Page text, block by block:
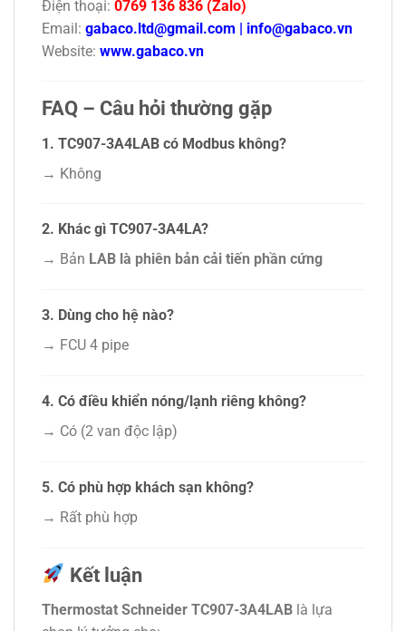
Điện thoại: 0769 136 836 (Zalo)
Email: gabaco.ltd@gmail.com | info@gabaco.vn
Website: www.gabaco.vn
FAQ – Câu hỏi thường gặp
1. TC907-3A4LAB có Modbus không?
→ Không
2. Khác gì TC907-3A4LA?
→ Bản LAB là phiên bản cải tiến phần cứng
3. Dùng cho hệ nào?
→ FCU 4 pipe
4. Có điều khiển nóng/lạnh riêng không?
→ Có (2 van độc lập)
5. Có phù hợp khách sạn không?
→ Rất phù hợp
Kết luận
Thermostat Schneider TC907-3A4LAB là lựa